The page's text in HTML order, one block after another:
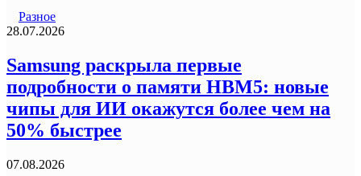
Разное
28.07.2026
Samsung раскрыла первые
подробности о памяти HBM5: новые
чипы для ИИ окажутся более чем на
50% быстрее
07.08.2026